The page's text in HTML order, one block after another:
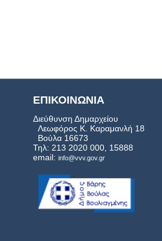
ΕΠΙΚΟΙΝΩΝΙΑ
Διεύθυνση Δημαρχείου
Λεωφόρος Κ. Καραμανλή 18
Βούλα 16673
Τηλ: 213 2020 000, 15888
email:info@vvv.gov.gr